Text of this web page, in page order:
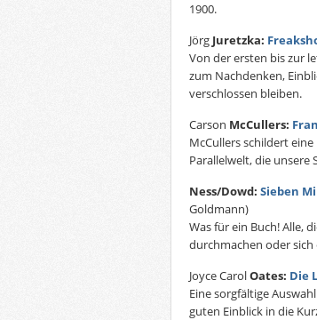
1900.
Jörg Juretzka:
Von der ersten bis zur
zum Nachdenken,
verschlossen bleiben.
Carson McCullers:
McCullers schildert
Parallelwelt, die
Ness/Dowd: Sieben
Goldmann)
Was für ein Buch! Alle,
durchmachen oder
Joyce CarolOates: Die
Eine sorgfältige
guten Einblick in die